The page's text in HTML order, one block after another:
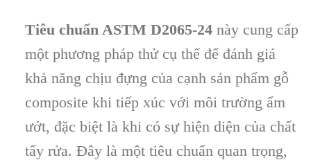
Tiêu chuẩn ASTM D2065-24này cung cấp
một phương pháp thử cụ thể để đánh giá
khả năng chịu đựng của cạnh sản phẩm gỗ
composite khi tiếp xúc với môi trường ẩm
ướt, đặc biệt là khi có sự hiện diện của chất
tẩy rửa. Đây là một tiêu chuẩn quan trọng,